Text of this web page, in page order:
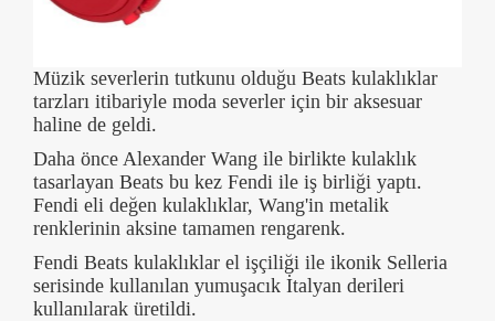
Müzik severlerin tutkunu olduğu Beats kulaklıklar
tarzları itibariyle moda severler için bir aksesuar
haline de geldi.
Daha önce Alexander Wang ile birlikte kulaklık
tasarlayan Beats bu kez Fendi ile iş birliği yaptı.
Fendi eli değen kulaklıklar, Wang'in metalik
renklerinin aksine tamamen rengarenk.
Fendi Beats kulaklıklar el işçiliği ile ikonik Selleria
serisinde kullanılan yumuşacık İtalyan derileri
kullanılarak üretildi.